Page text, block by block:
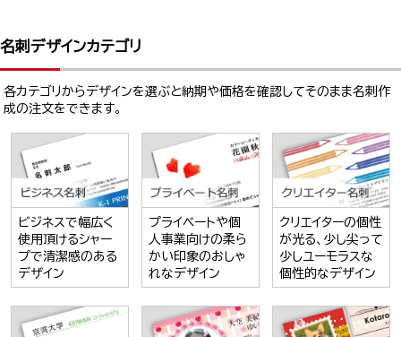
名刺デザインカテゴリ
各カテゴリからデザインを選ぶと納期や価格を確認してそのまま名刺作
成の注文をできます。
ビジネスで幅広く
使用頂けるシャー
プで清潔感のある
デザイン
プライベートや個
人事業向けの柔ら
かい印象のおしゃ
れなデザイン
クリエイターの個性
が光る、少し尖って
少しユーモラスな
個性的なデザイン